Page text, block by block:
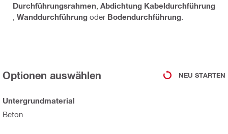
Durchführungsrahmen Abdichtung Kabeldurchführung
Wanddurchführung oder Bodendurchführung
Optionen auswählen NEU STARTEN
Untergrundmaterial
Beton